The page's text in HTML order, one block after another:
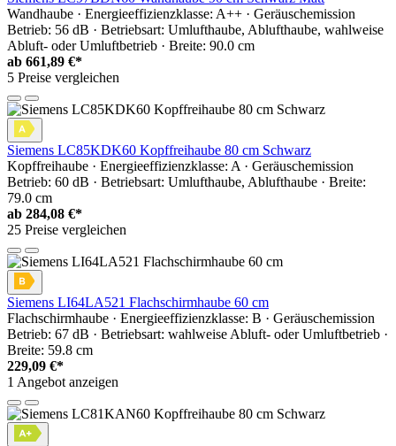
Wandhaube · Energieeffizienzklasse: A++ · Geräuschemission
Betrieb: 56 dB · Betriebsart: Umlufthaube, Ablufthaube, wahlweise
Abluft- oder Umluftbetrieb · Breite: 90.0 cm
ab 661,89 €*
5 Preise vergleichen
Siemens LC85KDK60 Kopffreihaube 80 cm Schwarz
Kopffreihaube · Energieeffizienzklasse: A · Geräuschemission
Betrieb: 60 dB · Betriebsart: Umlufthaube, Ablufthaube · Breite:
79.0 cm
ab 284,08 €*
25 Preise vergleichen
Siemens LI64LA521 Flachschirmhaube 60 cm
Flachschirmhaube · Energieeffizienzklasse: B · Geräuschemission
Betrieb: 67 dB · Betriebsart: wahlweise Abluft- oder Umluftbetrieb ·
Breite: 59.8 cm
229,09 €*
1 Angebot anzeigen